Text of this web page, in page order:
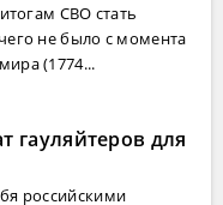
СВО стать
не было с момента
(1774...
гауляйтеров для
российскими